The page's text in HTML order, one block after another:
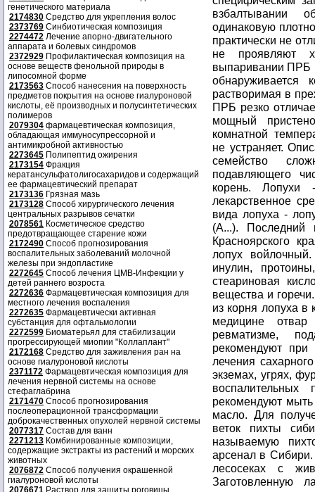
генетического материала
2174830 Средство для укрепления волос
2373769 Синбиотическая композиция
2274472 Лечение апорно-двигательного
аппарата и болевых синдромов
2372929 Профилактическая композиция на
основе веществ фенольной природы в
липосомной форме
2173563 Способ нанесения на поверхность
предметов покрытия на основе гиалуроновой
кислоты, её производных и полусинтетических
полимеров
2079304 фармацевтическая композиция,
обладающая иммуносупрессорной и
антимикробной активностью
2273645 Полипептид ожирения
2173154 Фракция
кератансульфатолигосахаридов и содержащий
ее фармацевтический препарат
2173136 Грязная мазь
2173128 Способ хирургического лечения
центральных разрывов сечатки
2078561 Косметическое средство
предотвращающее старение кожи
2172490 Способ прогнозирования
воспалительных заболеваний молочной
железы при эндопластике
2272645 Способ лечения ЦМВ-Инфекции у
детей раннего возроста
2272636 Фармацевтическая композиция для
местного лечения воспаления
2272635 Фармацевтически активная
субстанция для офтальмологии
2272599 Биоматерьял для стабилизации
прогрессирующей миопии "Коллаплант"
2172168 Средство для заживления ран на
основе гиалуроновой кислоты
2371172 Фармацевтическая композиция для
лечения нервной системы на основе
стефаглабрина
2171470 Способ прогнозирования
послеоперационной трансформации
доброкачественных опухолей нервной системы
2077317 Состав для ванн
2271213 Комбинированные композиции,
содержащие экстракты из растений и морских
животных
2076872 Способ получения окрашенной
гиалуроновой кислоты
2076671 Раствор для защиты роговицы
взбалтывании
одинаковую
практически не
не проявляют
выпаривании ПРБ
обнаруживается
растворимая в
ПРБ резко
мощный
комнатной
не устраняет.
семейство
подавляющего
корень.
лекарственное
вида лопуха -
(A...). Последний
Красноярского
лопух
инулин,
стеариновая
вещества и
из корня лопуха в
медицине
ревматизме,
рекомендуют при
лечения
экземах, угрях,
рекомендуют
масло. Для
веток пихты
называемую
арсенал в Сибири.
лесосеках с
Заготовленную